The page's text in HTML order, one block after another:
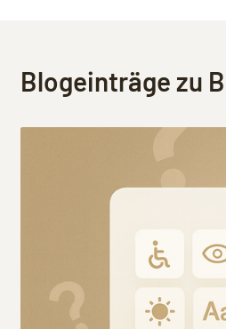
Blogeinträge zu